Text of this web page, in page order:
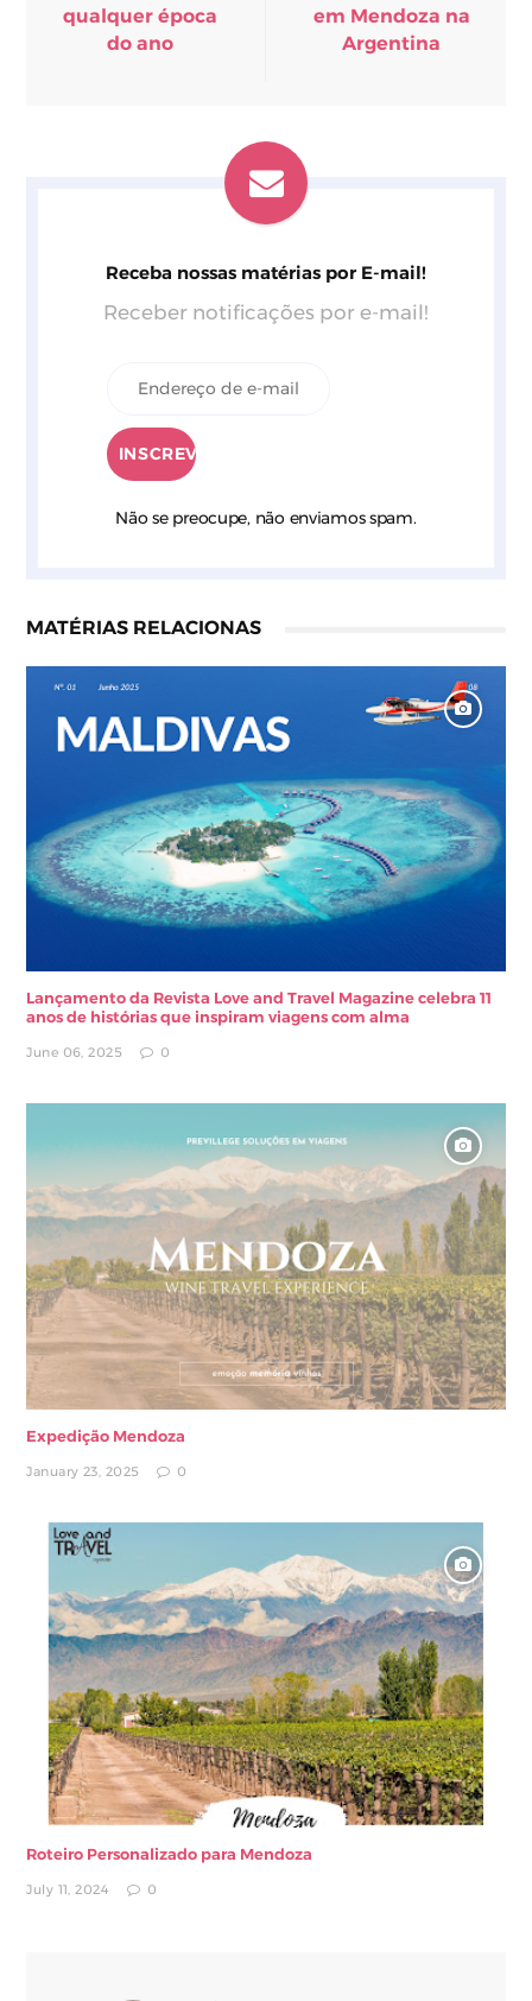
qualquer época
do ano
em Mendoza na
Argentina
Receba nossas matérias por E-mail!
Receber notificações por e-mail!
Não se preocupe, não enviamos spam.
MATÉRIAS RELACIONAS
Lançamento da Revista Love and Travel Magazine celebra 11
anos de histórias que inspiram viagens com alma
June 06, 2025 0
Expedição Mendoza
January 23, 2025 0
Roteiro Personalizado para Mendoza
July 11, 2024 0